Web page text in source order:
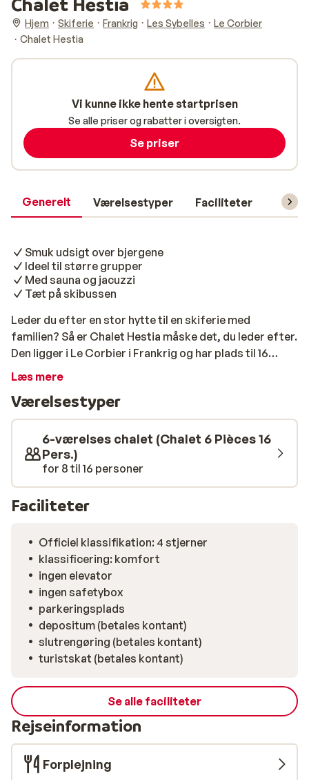
Hjem Skiferie Frankrig Les Sybelles
Le Corbier
Chalet Hestia
Generelt Værelsestyper Faciliteter
Smuk udsigt over bjergene
Ideel til større grupper
Med sauna og jacuzzi
Tæt på skibussen
Leder du efter en stor hytte til en skiferie med
familien? Så er Chalet Hestia måske det, du leder efter.
Den ligger i Le Corbier i Frankrig og har plads til 16
personer. De tilgængelige faciliteter gør et ophold her
varme dig på, efter en kold dag på ski, og et rum til
opbevaring af dit skiudstyr. Skal du have en lille én med
på ferie? Så er det godt at vide, at der også er en høj
stol og en barneseng til rådighed. Nyd kvalitetstid
sammen her, tag på de smukkeste ture på ski, og nyd
den fantastiske udsigt over de omkringliggende
bjerge.
Læs mere
Værelsestyper
6-værelses chalet (Chalet 6 Pièces 16
Pers.)
for 8 til 16 personer
Faciliteter
Officiel klassifikation: 4 stjerner
klassificering: komfort
ingen elevator
ingen safetybox
parkeringsplads
depositum (betales kontant)
slutrengøring (betales kontant)
turistskat (betales kontant)
Se alle faciliteter
Rejseinformation
Forplejning
Vi kunne ikke hente startprisen
Se alle priser og rabatter i oversigten.
Se priser